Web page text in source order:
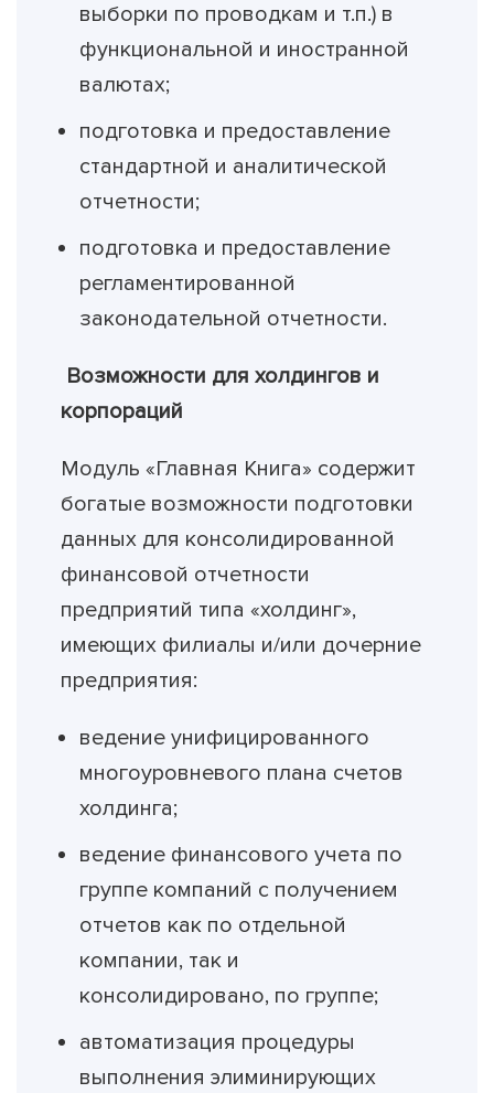
выборки по проводкам и т.п.) в
функциональной и иностранной
валютах;
подготовка и предоставление
стандартной и аналитической
отчетности;
подготовка и предоставление
регламентированной
законодательной отчетности.
Возможности для холдингов и
корпораций
Модуль «Главная Книга» содержит
богатые возможности подготовки
данных для консолидированной
финансовой отчетности
предприятий типа «холдинг»,
имеющих филиалы и/или дочерние
предприятия:
ведение унифицированного
многоуровневого плана счетов
холдинга;
ведение финансового учета по
группе компаний с получением
отчетов как по отдельной
компании, так и
консолидировано, по группе;
автоматизация процедуры
выполнения элиминирующих